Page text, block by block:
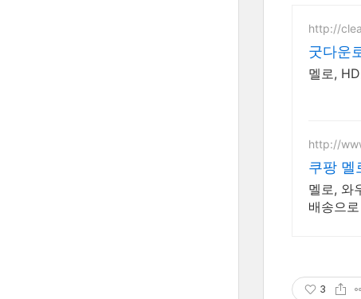
http://
굿다운
멜로,
http://
쿠팡 멜
멜로, 와
배송으
3